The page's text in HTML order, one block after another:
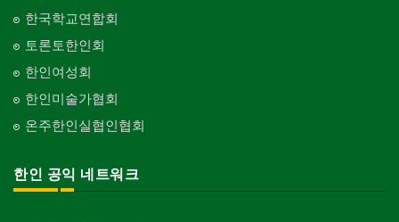
한국학교연합회
토론토한인회
한인여성회
한인미술가협회
온주한인실협인협회
한인 공익 네트워크